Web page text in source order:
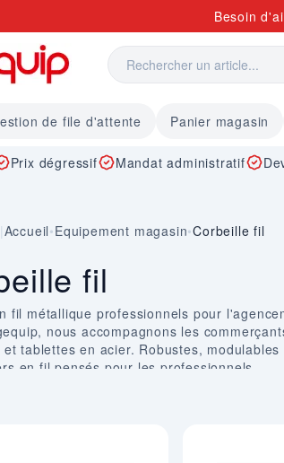
Besoin
de file d'attente Panier magasin
Prix dégressif Mandat administratif
|Accueil•Equipement magasin•Corbeille fil
fil
fil métallique professionnels pour
nous accompagnons les
tablettes en acier. Robustes,
en fil pensés pour les professionnels
répondre aux exigences du commerce